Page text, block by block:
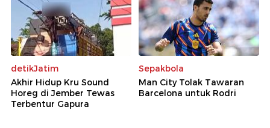
detikJatim
Akhir Hidup Kru Sound
Horeg di Jember Tewas
Terbentur Gapura
Sepakbola
Man City Tolak Tawaran
Barcelona untuk Rodri